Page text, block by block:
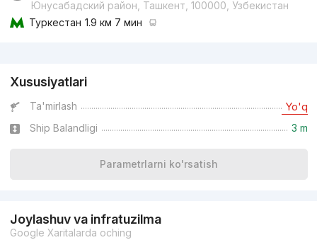
Юнусабадский район, Ташкент, 100000, Узбекистан
Туркестан 1.9 км 7 мин
Xususiyatlari
Ta'mirlash Yo'q
Ship Balandligi 3 m
Parametrlarni ko'rsatish
Joylashuv va infratuzilma
Google Xaritalarda oching